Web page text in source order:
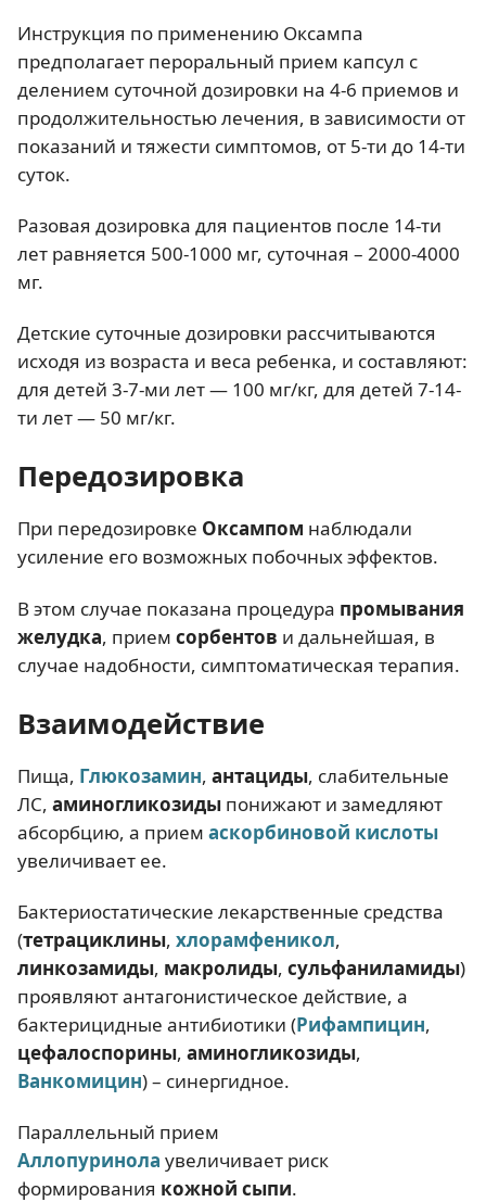
Инструкция по применению Оксампа
предполагает пероральный прием капсул с
делением суточной дозировки на 4-6 приемов и
продолжительностью лечения, в зависимости от
показаний и тяжести симптомов, от 5-ти до 14-ти
суток.
Разовая дозировка для пациентов после 14-ти
лет равняется 500-1000 мг, суточная – 2000-4000
мг.
Детские суточные дозировки рассчитываются
исходя из возраста и веса ребенка, и составляют:
для детей 3-7-ми лет — 100 мг/кг, для детей 7-14-
ти лет — 50 мг/кг.
Передозировка
При передозировке Оксампом наблюдали
усиление его возможных побочных эффектов.
В этом случае показана процедура промывания
желудка, прием сорбентов и дальнейшая, в
случае надобности, симптоматическая терапия.
Взаимодействие
Пища, Глюкозамин, антациды, слабительные
ЛС, аминогликозиды понижают и замедляют
абсорбцию, а прием аскорбиновой кислоты
увеличивает ее.
Бактериостатические лекарственные средства
(тетрациклины, хлорамфеникол,
линкозамиды, макролиды, сульфаниламиды)
проявляют антагонистическое действие, а
бактерицидные антибиотики (Рифампицин,
цефалоспорины, аминогликозиды,
Ванкомицин) – синергидное.
Параллельный прием
Аллопуринола увеличивает риск
формирования кожной сыпи.